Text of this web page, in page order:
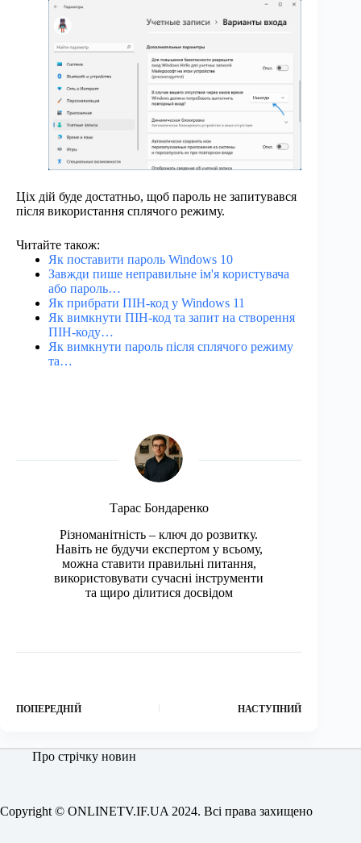
Ціх дій буде достатньо, щоб пароль не запитувався
після використання сплячого режиму.
Читайте також:
Як поставити пароль Windows 10
Завжди пише неправильне ім'я користувача
або пароль…
Як прибрати ПІН-код у Windows 11
Як вимкнути ПІН-код та запит на створення
ПІН-коду…
Як вимкнути пароль після сплячого режиму
та…
Тарас Бондаренко
Різноманітність – ключ до розвитку.
Навіть не будучи експертом у всьому,
можна ставити правильні питання,
використовувати сучасні інструменти
та щиро ділитися досвідом
ПОПЕРЕДНІЙ НАСТУПНИЙ
Про стрічку новин
Copyright © ONLINETV.IF.UA 2024. Всі права захищено